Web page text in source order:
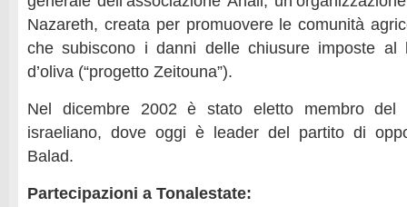
Nazareth, creata per promuovere le comunità
che subiscono i danni delle chiusure imposte al
d’oliva (“progetto Zeitouna”).
Nel dicembre 2002 è stato eletto membro del
israeliano, dove oggi è leader del partito di
Balad.
Partecipazioni a Tonalestate: